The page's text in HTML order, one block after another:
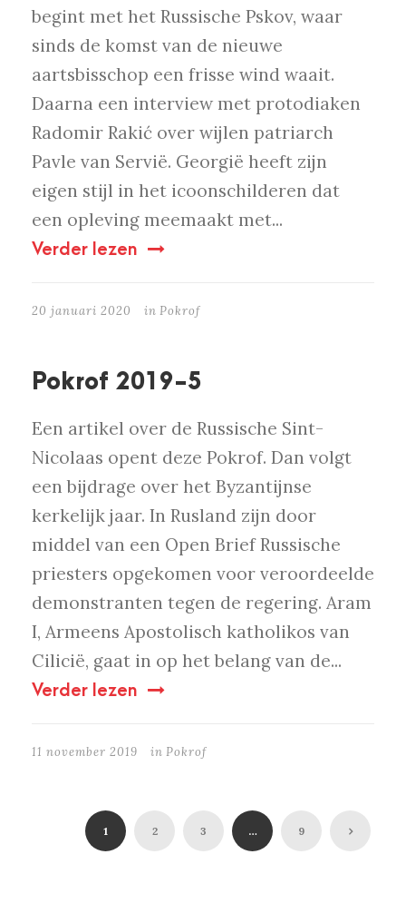
begint met het Russische Pskov, waar
sinds de komst van de nieuwe
aartsbisschop een frisse wind waait.
Daarna een interview met protodiaken
Radomir Rakić over wijlen patriarch
Pavle van Servië. Georgië heeft zijn
eigen stijl in het icoonschilderen dat
een opleving meemaakt met...
Verder lezen
20 januari 2020 in Pokrof
Pokrof 2019-5
Een artikel over de Russische Sint-
Nicolaas opent deze Pokrof. Dan volgt
een bijdrage over het Byzantijnse
kerkelijk jaar. In Rusland zijn door
middel van een Open Brief Russische
priesters opgekomen voor veroordeelde
demonstranten tegen de regering. Aram
I, Armeens Apostolisch katholikos van
Cilicië, gaat in op het belang van de...
Verder lezen
11 november 2019 in Pokrof
1 2 3 … 9